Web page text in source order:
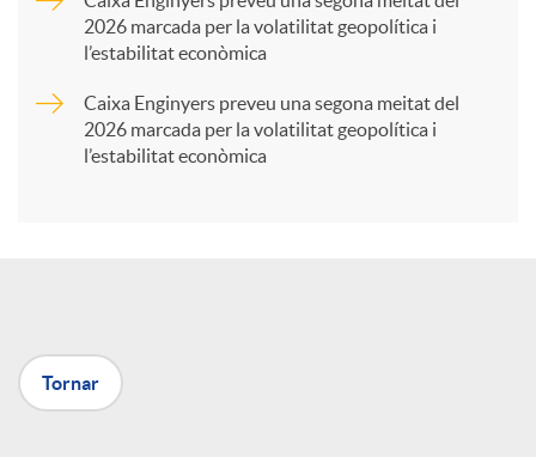
X
2026 marcada per la volatilitat geopolítica i
l’estabilitat econòmica
Caixa Enginyers preveu una segona meitat del
2026 marcada per la volatilitat geopolítica i
l’estabilitat econòmica
Tornar